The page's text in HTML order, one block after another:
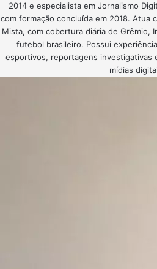
2014 e especialista em Jornalismo
com formação concluída em 2018. Atua
Mista, com cobertura diária de Grêmio,
futebol brasileiro. Possui
esportivos, reportagens investigativas
mídias